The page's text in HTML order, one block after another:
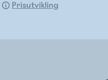
Prisutvikling